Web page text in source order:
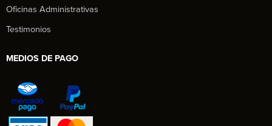
Oficinas Administrativas
Testimonios
MEDIOS DE PAGO